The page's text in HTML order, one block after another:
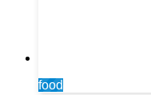
food